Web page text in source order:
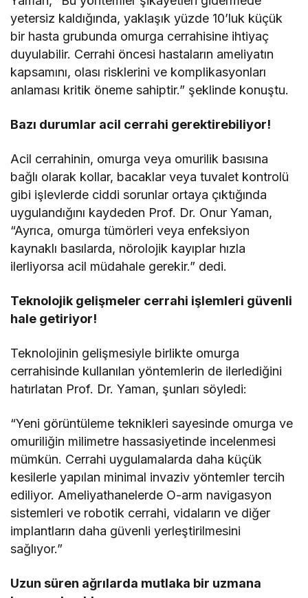
yetersiz kaldığında, yaklaşık yüzde 10’luk küçük
bir hasta grubunda omurga cerrahisine ihtiyaç
duyulabilir. Cerrahi öncesi hastaların ameliyatın
kapsamını, olası risklerini ve komplikasyonları
anlaması kritik öneme sahiptir.” şeklinde konuştu.
Bazı durumlar acil cerrahi gerektirebiliyor!
Acil cerrahinin, omurga veya omurilik basısına
bağlı olarak kollar, bacaklar veya tuvalet kontrolü
gibi işlevlerde ciddi sorunlar ortaya çıktığında
uygulandığını kaydeden Prof. Dr. Onur Yaman,
“Ayrıca, omurga tümörleri veya enfeksiyon
kaynaklı basılarda, nörolojik kayıplar hızla
ilerliyorsa acil müdahale gerekir.” dedi.
Teknolojik gelişmeler cerrahi işlemleri güvenli
hale getiriyor!
Teknolojinin gelişmesiyle birlikte omurga
cerrahisinde kullanılan yöntemlerin de ilerlediğini
hatırlatan Prof. Dr. Yaman, şunları söyledi:
“Yeni görüntüleme teknikleri sayesinde omurga ve
omuriliğin milimetre hassasiyetinde incelenmesi
mümkün. Cerrahi uygulamalarda daha küçük
kesilerle yapılan minimal invaziv yöntemler tercih
ediliyor. Ameliyathanelerde O-arm navigasyon
sistemleri ve robotik cerrahi, vidaların ve diğer
implantların daha güvenli yerleştirilmesini
sağlıyor.”
Uzun süren ağrılarda mutlaka bir uzmana